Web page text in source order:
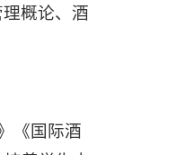
概论、酒
《国际酒